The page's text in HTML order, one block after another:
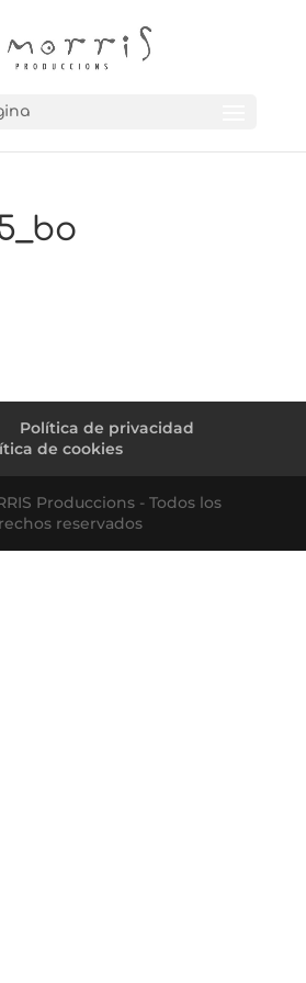
Política de privacidad
de cookies
Produccions - Todos los
reservados